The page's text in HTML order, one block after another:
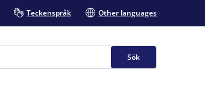
Teckenspråk Other languages
Sök